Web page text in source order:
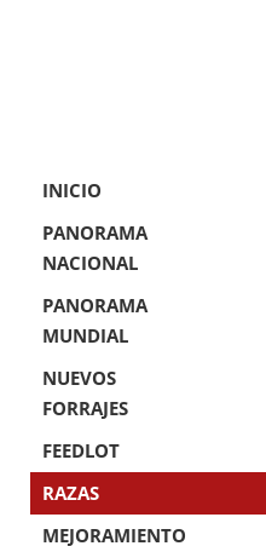
INICIO
PANORAMA
NACIONAL
PANORAMA
MUNDIAL
NUEVOS
FORRAJES
FEEDLOT
RAZAS
MEJORAMIENTO